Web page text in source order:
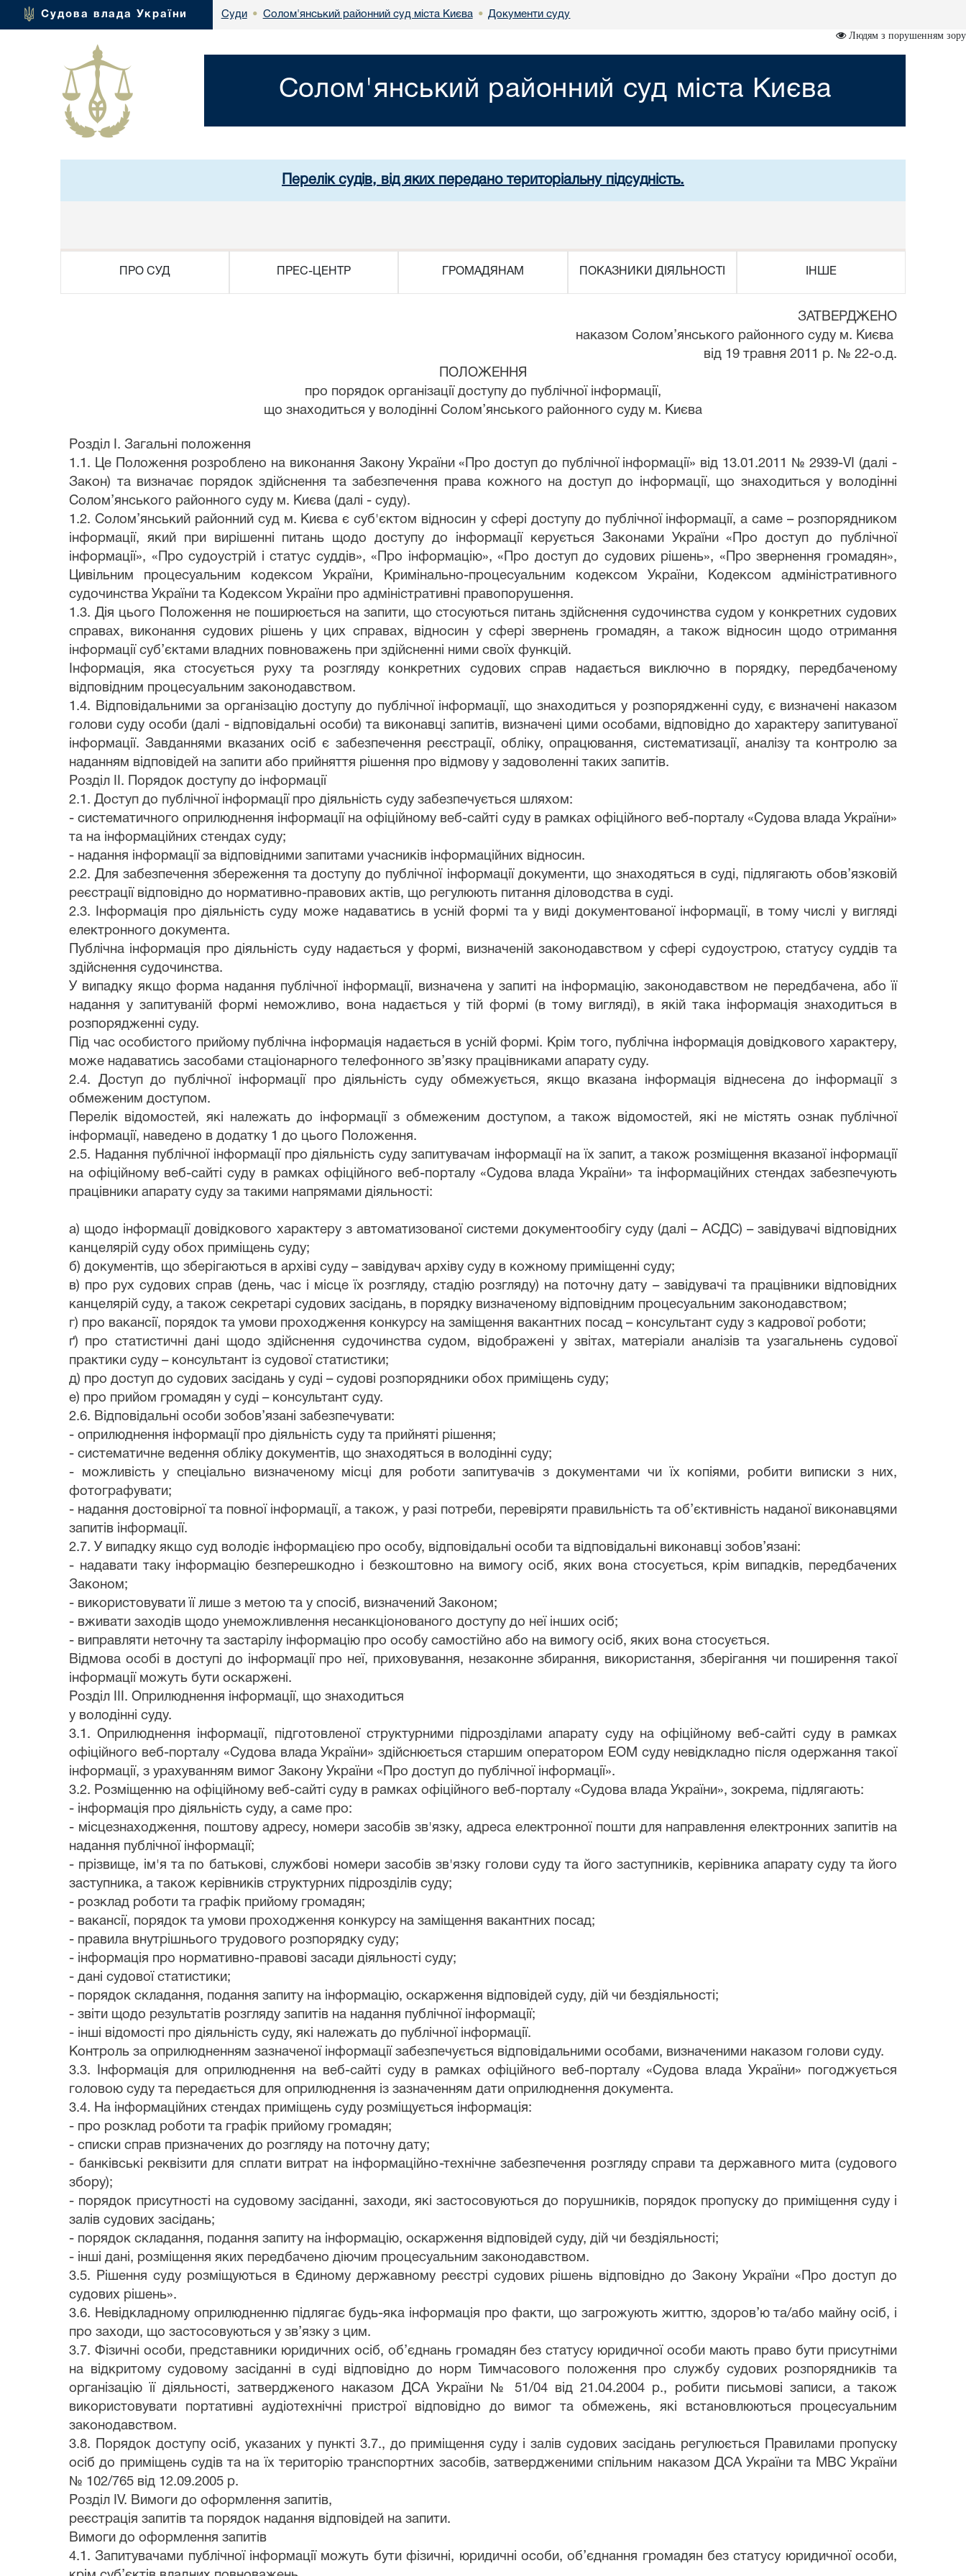
Судова влада України Суди • Солом'янський районний суд міста Києва • Документи суду
Людям з порушенням зору
Солом'янський районний суд міста Києва
Перелік судів, від яких передано територіальну підсудність.
ПРО СУД ПРЕС-ЦЕНТР ГРОМАДЯНАМ ПОКАЗНИКИ ДІЯЛЬНОСТІ ІНШЕ
ЗАТВЕРДЖЕНО
наказом Солом’янського районного суду м. Києва
від 19 травня 2011 р. № 22-о.д.
ПОЛОЖЕННЯ
про порядок організації доступу до публічної інформації,
що знаходиться у володінні Солом’янського районного суду м. Києва
Розділ І. Загальні положення
1.1. Це Положення розроблено на виконання Закону України «Про доступ до публічної інформації» від 13.01.2011 № 2939-VI (далі -
Закон) та визначає порядок здійснення та забезпечення права кожного на доступ до інформації, що знаходиться у володінні
Солом’янського районного суду м. Києва (далі - суду).
1.2. Солом’янський районний суд м. Києва є суб'єктом відносин у сфері доступу до публічної інформації, а саме – розпорядником
інформації, який при вирішенні питань щодо доступу до інформації керується Законами України «Про доступ до публічної
інформації», «Про судоустрій і статус суддів», «Про інформацію», «Про доступ до судових рішень», «Про звернення громадян»,
Цивільним процесуальним кодексом України, Кримінально-процесуальним кодексом України, Кодексом адміністративного
судочинства України та Кодексом України про адміністративні правопорушення.
1.3. Дія цього Положення не поширюється на запити, що стосуються питань здійснення судочинства судом у конкретних судових
справах, виконання судових рішень у цих справах, відносин у сфері звернень громадян, а також відносин щодо отримання
інформації суб’єктами владних повноважень при здійсненні ними своїх функцій.
Інформація, яка стосується руху та розгляду конкретних судових справ надається виключно в порядку, передбаченому
відповідним процесуальним законодавством.
1.4. Відповідальними за організацію доступу до публічної інформації, що знаходиться у розпорядженні суду, є визначені наказом
голови суду особи (далі - відповідальні особи) та виконавці запитів, визначені цими особами, відповідно до характеру запитуваної
інформації. Завданнями вказаних осіб є забезпечення реєстрації, обліку, опрацювання, систематизації, аналізу та контролю за
наданням відповідей на запити або прийняття рішення про відмову у задоволенні таких запитів.
Розділ ІІ. Порядок доступу до інформації
2.1. Доступ до публічної інформації про діяльність суду забезпечується шляхом:
- систематичного оприлюднення інформації на офіційному веб-сайті суду в рамках офіційного веб-порталу «Судова влада України»
та на інформаційних стендах суду;
- надання інформації за відповідними запитами учасників інформаційних відносин.
2.2. Для забезпечення збереження та доступу до публічної інформації документи, що знаходяться в суді, підлягають обов’язковій
реєстрації відповідно до нормативно-правових актів, що регулюють питання діловодства в суді.
2.3. Інформація про діяльність суду може надаватись в усній формі та у виді документованої інформації, в тому числі у вигляді
електронного документа.
Публічна інформація про діяльність суду надається у формі, визначеній законодавством у сфері судоустрою, статусу суддів та
здійснення судочинства.
У випадку якщо форма надання публічної інформації, визначена у запиті на інформацію, законодавством не передбачена, або її
надання у запитуваній формі неможливо, вона надається у тій формі (в тому вигляді), в якій така інформація знаходиться в
розпорядженні суду.
Під час особистого прийому публічна інформація надається в усній формі. Крім того, публічна інформація довідкового характеру,
може надаватись засобами стаціонарного телефонного зв’язку працівниками апарату суду.
2.4. Доступ до публічної інформації про діяльність суду обмежується, якщо вказана інформація віднесена до інформації з
обмеженим доступом.
Перелік відомостей, які належать до інформації з обмеженим доступом, а також відомостей, які не містять ознак публічної
інформації, наведено в додатку 1 до цього Положення.
2.5. Надання публічної інформації про діяльність суду запитувачам інформації на їх запит, а також розміщення вказаної інформації
на офіційному веб-сайті суду в рамках офіційного веб-порталу «Судова влада України» та інформаційних стендах забезпечують
працівники апарату суду за такими напрямами діяльності:
а) щодо інформації довідкового характеру з автоматизованої системи документообігу суду (далі – АСДС) – завідувачі відповідних
канцелярій суду обох приміщень суду;
б) документів, що зберігаються в архіві суду – завідувач архіву суду в кожному приміщенні суду;
в) про рух судових справ (день, час і місце їх розгляду, стадію розгляду) на поточну дату – завідувачі та працівники відповідних
канцелярій суду, а також секретарі судових засідань, в порядку визначеному відповідним процесуальним законодавством;
г) про вакансії, порядок та умови проходження конкурсу на заміщення вакантних посад – консультант суду з кадрової роботи;
ґ) про статистичні дані щодо здійснення судочинства судом, відображені у звітах, матеріали аналізів та узагальнень судової
практики суду – консультант із судової статистики;
д) про доступ до судових засідань у суді – судові розпорядники обох приміщень суду;
е) про прийом громадян у суді – консультант суду.
2.6. Відповідальні особи зобов’язані забезпечувати:
- оприлюднення інформації про діяльність суду та прийняті рішення;
- систематичне ведення обліку документів, що знаходяться в володінні суду;
- можливість у спеціально визначеному місці для роботи запитувачів з документами чи їх копіями, робити виписки з них,
фотографувати;
- надання достовірної та повної інформації, а також, у разі потреби, перевіряти правильність та об’єктивність наданої виконавцями
запитів інформації.
2.7. У випадку якщо суд володіє інформацією про особу, відповідальні особи та відповідальні виконавці зобов’язані:
- надавати таку інформацію безперешкодно і безкоштовно на вимогу осіб, яких вона стосується, крім випадків, передбачених
Законом;
- використовувати її лише з метою та у спосіб, визначений Законом;
- вживати заходів щодо унеможливлення несанкціонованого доступу до неї інших осіб;
- виправляти неточну та застарілу інформацію про особу самостійно або на вимогу осіб, яких вона стосується.
Відмова особі в доступі до інформації про неї, приховування, незаконне збирання, використання, зберігання чи поширення такої
інформації можуть бути оскаржені.
Розділ IIІ. Оприлюднення інформації, що знаходиться
у володінні суду.
3.1. Оприлюднення інформації, підготовленої структурними підрозділами апарату суду на офіційному веб-сайті суду в рамках
офіційного веб-порталу «Судова влада України» здійснюється старшим оператором ЕОМ суду невідкладно після одержання такої
інформації, з урахуванням вимог Закону України «Про доступ до публічної інформації».
3.2. Розміщенню на офіційному веб-сайті суду в рамках офіційного веб-порталу «Судова влада України», зокрема, підлягають:
- інформація про діяльність суду, а саме про:
- місцезнаходження, поштову адресу, номери засобів зв'язку, адреса електронної пошти для направлення електронних запитів на
надання публічної інформації;
- прізвище, ім'я та по батькові, службові номери засобів зв'язку голови суду та його заступників, керівника апарату суду та його
заступника, а також керівників структурних підрозділів суду;
- розклад роботи та графік прийому громадян;
- вакансії, порядок та умови проходження конкурсу на заміщення вакантних посад;
- правила внутрішнього трудового розпорядку суду;
- інформація про нормативно-правові засади діяльності суду;
- дані судової статистики;
- порядок складання, подання запиту на інформацію, оскарження відповідей суду, дій чи бездіяльності;
- звіти щодо результатів розгляду запитів на надання публічної інформації;
- інші відомості про діяльність суду, які належать до публічної інформації.
Контроль за оприлюдненням зазначеної інформації забезпечується відповідальними особами, визначеними наказом голови суду.
3.3. Інформація для оприлюднення на веб-сайті суду в рамках офіційного веб-порталу «Судова влада України» погоджується
головою суду та передається для оприлюднення із зазначенням дати оприлюднення документа.
3.4. На інформаційних стендах приміщень суду розміщується інформація:
- про розклад роботи та графік прийому громадян;
- списки справ призначених до розгляду на поточну дату;
- банківські реквізити для сплати витрат на інформаційно-технічне забезпечення розгляду справи та державного мита (судового
збору);
- порядок присутності на судовому засіданні, заходи, які застосовуються до порушників, порядок пропуску до приміщення суду і
залів судових засідань;
- порядок складання, подання запиту на інформацію, оскарження відповідей суду, дій чи бездіяльності;
- інші дані, розміщення яких передбачено діючим процесуальним законодавством.
3.5. Рішення суду розміщуються в Єдиному державному реєстрі судових рішень відповідно до Закону України «Про доступ до
судових рішень».
3.6. Невідкладному оприлюдненню підлягає будь-яка інформація про факти, що загрожують життю, здоров’ю та/або майну осіб, і
про заходи, що застосовуються у зв’язку з цим.
3.7. Фізичні особи, представники юридичних осіб, об’єднань громадян без статусу юридичної особи мають право бути присутніми
на відкритому судовому засіданні в суді відповідно до норм Тимчасового положення про службу судових розпорядників та
організацію її діяльності, затвердженого наказом ДСА України № 51/04 від 21.04.2004 р., робити письмові записи, а також
використовувати портативні аудіотехнічні пристрої відповідно до вимог та обмежень, які встановлюються процесуальним
законодавством.
3.8. Порядок доступу осіб, указаних у пункті 3.7., до приміщення суду і залів судових засідань регулюється Правилами пропуску
осіб до приміщень судів та на їх територію транспортних засобів, затвердженими спільним наказом ДСА України та МВС України
№ 102/765 від 12.09.2005 р.
Розділ IV. Вимоги до оформлення запитів,
реєстрація запитів та порядок надання відповідей на запити.
Вимоги до оформлення запитів
4.1. Запитувачами публічної інформації можуть бути фізичні, юридичні особи, об’єднання громадян без статусу юридичної особи,